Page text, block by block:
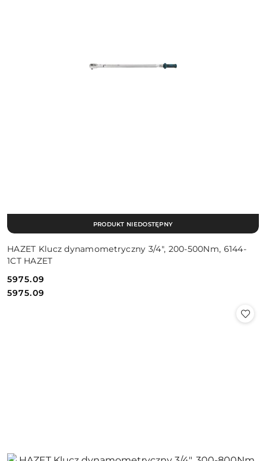
HAZET Klucz dynamometryczny 3/4", 200-500Nm, 6144-
1CT HAZET
Cena:
5975.09
Cena:
5975.09
PRODUKT NIEDOSTĘPNY